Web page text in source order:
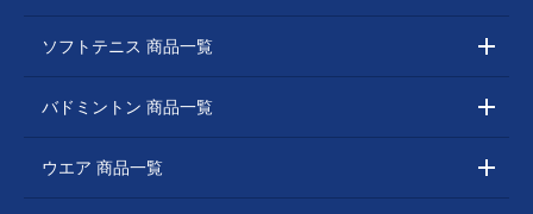
ソフトテニス 商品一覧
バドミントン 商品一覧
ウエア 商品一覧